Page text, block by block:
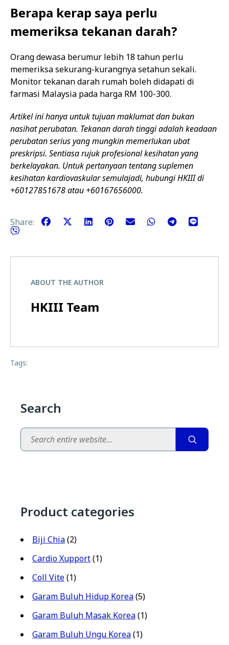
Berapa kerap saya perlu
memeriksa tekanan darah?
Orang dewasa berumur lebih 18 tahun perlu
memeriksa sekurang-kurangnya setahun sekali.
Monitor tekanan darah rumah boleh didapati di
farmasi Malaysia pada harga RM 100-300.
Artikel ini hanya untuk tujuan maklumat dan bukan
nasihat perubatan. Tekanan darah tinggi adalah keadaan
perubatan serius yang mungkin memerlukan ubat
preskripsi. Sentiasa rujuk profesional kesihatan yang
berkelayakan. Untuk pertanyaan tentang suplemen
kesihatan kardiovaskular semulajadi, hubungi HKIII di
+60127851678 atau +60167656000.
Share:
ABOUT THE AUTHOR
HKIII Team
Tags:
Search
Search
Product categories
Biji Chia(2)
Cardio Xupport(1)
Coll Vite(1)
Garam Buluh Hidup Korea(5)
Garam Buluh Masak Korea(1)
Garam Buluh Ungu Korea(1)